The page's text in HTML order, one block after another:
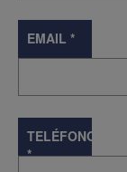
EMAIL *
TELÉFONO
*